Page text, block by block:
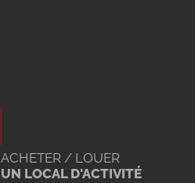
ACHETER / LOUER
UN LOCAL D'ACTIVITÉ